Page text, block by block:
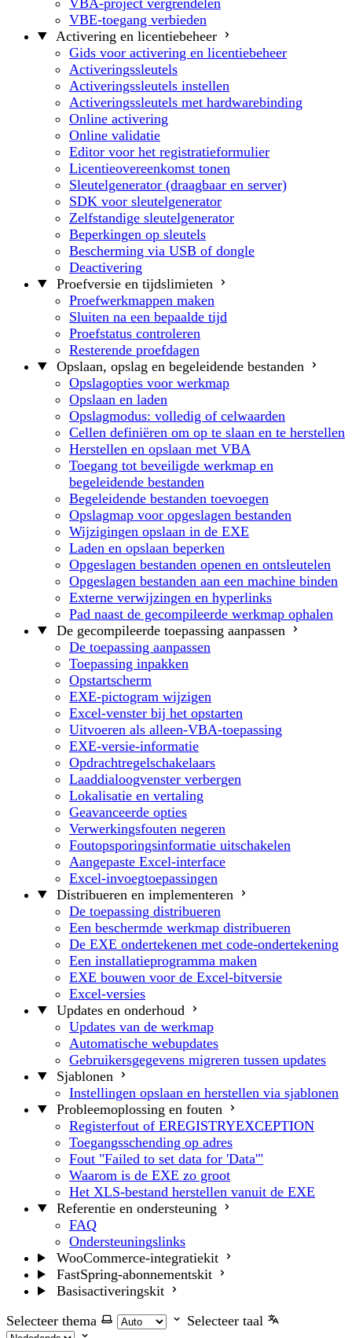
VBE-toegang verbieden
Activering en licentiebeheer
Gids voor activering en licentiebeheer
Activeringssleutels
Activeringssleutels instellen
Activeringssleutels met hardwarebinding
Online activering
Online validatie
Editor voor het registratieformulier
Licentieovereenkomst tonen
Sleutelgenerator (draagbaar en server)
SDK voor sleutelgenerator
Zelfstandige sleutelgenerator
Beperkingen op sleutels
Bescherming via USB of dongle
Deactivering
Proefversie en tijdslimieten
Proefwerkmappen maken
Sluiten na een bepaalde tijd
Proefstatus controleren
Resterende proefdagen
Opslaan, opslag en begeleidende bestanden
Opslagopties voor werkmap
Opslaan en laden
Opslagmodus: volledig of celwaarden
Cellen definiëren om op te slaan en te herstellen
Herstellen en opslaan met VBA
Toegang tot beveiligde werkmap en
begeleidende bestanden
Begeleidende bestanden toevoegen
Opslagmap voor opgeslagen bestanden
Wijzigingen opslaan in de EXE
Laden en opslaan beperken
Opgeslagen bestanden openen en ontsleutelen
Opgeslagen bestanden aan een machine binden
Externe verwijzingen en hyperlinks
Pad naast de gecompileerde werkmap ophalen
De gecompileerde toepassing aanpassen
De toepassing aanpassen
Toepassing inpakken
Opstartscherm
EXE-pictogram wijzigen
Excel-venster bij het opstarten
Uitvoeren als alleen-VBA-toepassing
EXE-versie-informatie
Opdrachtregelschakelaars
Laaddialoogvenster verbergen
Lokalisatie en vertaling
Geavanceerde opties
Verwerkingsfouten negeren
Foutopsporingsinformatie uitschakelen
Aangepaste Excel-interface
Excel-invoegtoepassingen
Distribueren en implementeren
De toepassing distribueren
Een beschermde werkmap distribueren
De EXE ondertekenen met code-ondertekening
Een installatieprogramma maken
EXE bouwen voor de Excel-bitversie
Excel-versies
Updates en onderhoud
Updates van de werkmap
Automatische webupdates
Gebruikersgegevens migreren tussen updates
Sjablonen
Instellingen opslaan en herstellen via sjablonen
Probleemoplossing en fouten
Registerfout of EREGISTRYEXCEPTION
Toegangsschending op adres
Fout "Failed to set data for 'Data'"
Waarom is de EXE zo groot
Het XLS-bestand herstellen vanuit de EXE
Referentie en ondersteuning
FAQ
Ondersteuningslinks
WooCommerce-integratiekit
FastSpring-abonnementskit
Basisactiveringskit
Selecteer thema
Selecteer taal